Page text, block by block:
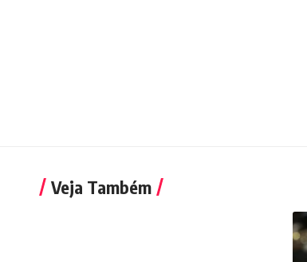
Veja Também